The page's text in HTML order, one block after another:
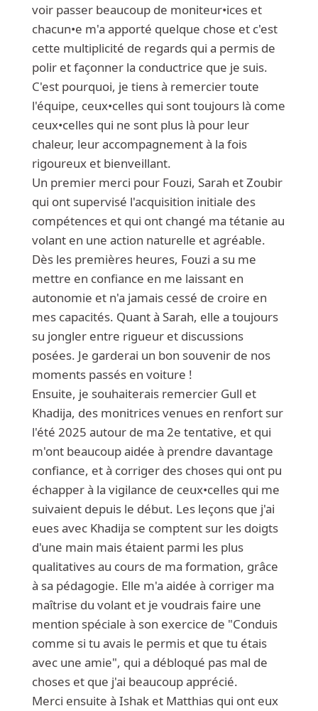
voir passer beaucoup de moniteur•ices et
chacun•e m'a apporté quelque chose et c'est
cette multiplicité de regards qui a permis de
polir et façonner la conductrice que je suis.
C'est pourquoi, je tiens à remercier toute
l'équipe, ceux•celles qui sont toujours là come
ceux•celles qui ne sont plus là pour leur
chaleur, leur accompagnement à la fois
rigoureux et bienveillant.
Un premier merci pour Fouzi, Sarah et Zoubir
qui ont supervisé l'acquisition initiale des
compétences et qui ont changé ma tétanie au
volant en une action naturelle et agréable.
Dès les premières heures, Fouzi a su me
mettre en confiance en me laissant en
autonomie et n'a jamais cessé de croire en
mes capacités. Quant à Sarah, elle a toujours
su jongler entre rigueur et discussions
posées. Je garderai un bon souvenir de nos
moments passés en voiture !
Ensuite, je souhaiterais remercier Gull et
Khadija, des monitrices venues en renfort sur
l'été 2025 autour de ma 2e tentative, et qui
m'ont beaucoup aidée à prendre davantage
confiance, et à corriger des choses qui ont pu
échapper à la vigilance de ceux•celles qui me
suivaient depuis le début. Les leçons que j'ai
eues avec Khadija se comptent sur les doigts
d'une main mais étaient parmi les plus
qualitatives au cours de ma formation, grâce
à sa pédagogie. Elle m'a aidée à corriger ma
maîtrise du volant et je voudrais faire une
mention spéciale à son exercice de "Conduis
comme si tu avais le permis et que tu étais
avec une amie", qui a débloqué pas mal de
choses et que j'ai beaucoup apprécié.
Merci ensuite à Ishak et Matthias qui ont eux